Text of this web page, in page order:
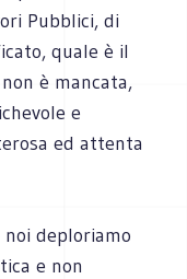
Pubblici, di
quale è il
è mancata,
e
ed attenta
deploriamo
e non